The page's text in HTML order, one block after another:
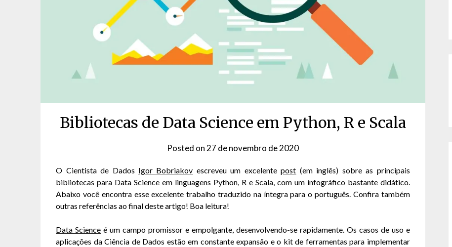
Bibliotecas de Data Science em Python, R e Scala
Posted on27 de novembro de 2020by
Matos
O Cientista de Dados Igor Bobriakov escreveu um excelentepost (em inglês) sobre as principais
bibliotecas para Data Science em linguagens Python, R e Scala, com um infográfico bastante didático.
Abaixo você encontra esse excelente trabalho traduzido na íntegra para o português. Confira também
outras referências ao final deste artigo! Boa leitura!
Data Science é um campo promissor e empolgante, desenvolvendo-se rapidamente. Os casos de uso e
aplicações da Ciência de Dados estão em constante expansão e o kit de ferramentas para implementar